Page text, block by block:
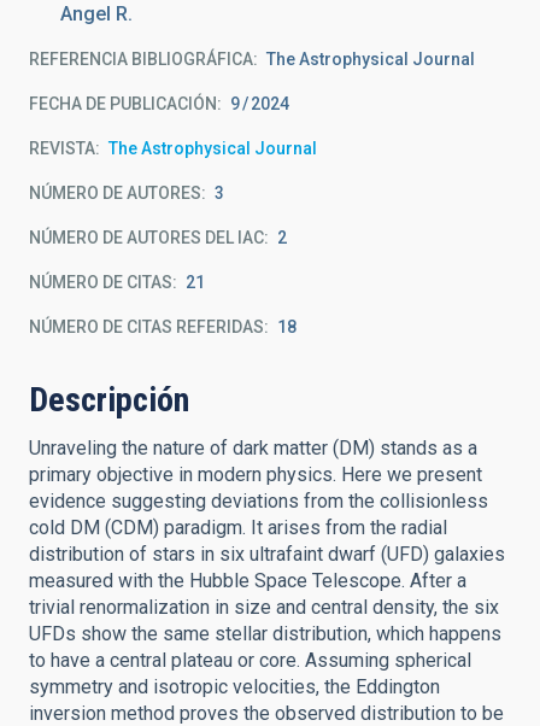
Angel R.
REFERENCIA BIBLIOGRÁFICA The Astrophysical Journal
FECHA DE PUBLICACIÓN: 9 2024
REVISTA The Astrophysical Journal
NÚMERO DE AUTORES 3
NÚMERO DE AUTORES DEL IAC 2
NÚMERO DE CITAS 21
NÚMERO DE CITAS REFERIDAS 18
Descripción
Unraveling the nature of dark matter (DM) stands as a
primary objective in modern physics. Here we present
evidence suggesting deviations from the collisionless
cold DM (CDM) paradigm. It arises from the radial
distribution of stars in six ultrafaint dwarf (UFD) galaxies
measured with the Hubble Space Telescope. After a
trivial renormalization in size and central density, the six
UFDs show the same stellar distribution, which happens
to have a central plateau or core. Assuming spherical
symmetry and isotropic velocities, the Eddington
inversion method proves the observed distribution to be